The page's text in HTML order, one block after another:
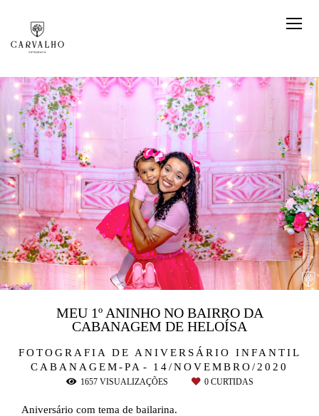
FOTOGRAFIA DE ANIVERSÁRIO INFANTIL
CABANAGEM-PA
14/NOVEMBRO/2020
MEU 1º ANINHO NO BAIRRO DA
CABANAGEM DE HELOÍSA
1657VISUALIZAÇÕES 0CURTIDAS
Aniversário com tema de bailarina.